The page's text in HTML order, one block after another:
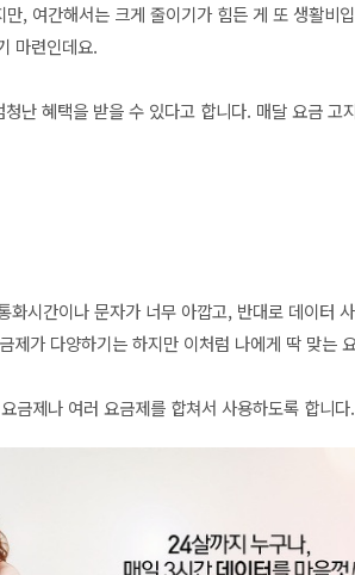
, 여간해서는 크게 줄이기가 힘든 게 또 생활비
마련인데요.
난 혜택을 받을 수 있다고 합니다. 매달 요금 고
화시간이나 문자가 너무 아깝고, 반대로 데이터
제가 다양하기는 하지만 이처럼 나에게 딱 맞는
금제나 여러 요금제를 합쳐서 사용하도록 합니다.